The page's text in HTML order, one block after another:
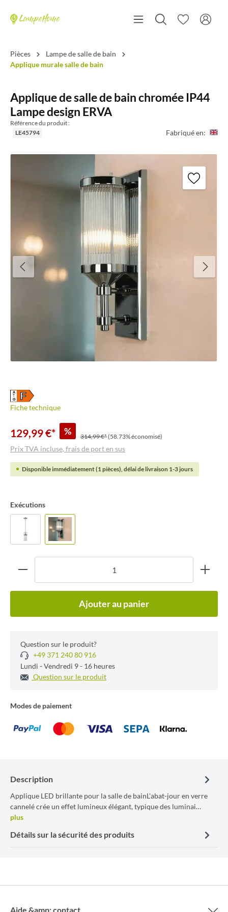
Pièces
Lampe de salle de bain
Applique murale salle de bain
Applique de salle de bain chromée IP44
Lampe design ERVA
Référence du produit :
LE45794
Fabriqué en:
F
A
G
Fiche technique
129,99 €* % 314,99 €*(58.73% économisé)
Prix TVA incluse, frais de port en sus
Disponible immédiatement (1 pièces), délai de livraison 1-3 jours
Exécutions
Ajouter au panier
Question sur le produit?
+49 371 240 80 916
Lundi - Vendredi 9 - 16 heures
Question sur le produit
Modes de paiement
Description
Applique LED brillante pour la salle de bainL'abat-jour en verre
cannelé crée un effet lumineux élégant, typique des luminai…
plus
Détails sur la sécurité des produits
Aide &amp; contact